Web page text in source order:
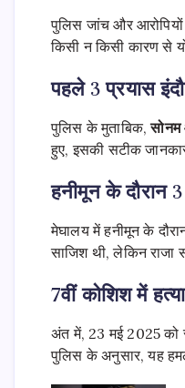
पुलिस जांच और
किसी न किसी कारण से
पहले 3 प्रयास
पुलिस के मुताबिक,
हुए, इसकी सटीक
हनीमून के दौरान
मेघालय में हनीमून के
साजिश थी, लेकिन राजा
7वीं कोशिश में
अंत में, 23 मई 2025 को
पुलिस के अनुसार, यह